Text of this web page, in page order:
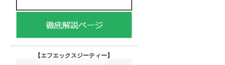
【エフエックスジーティー】